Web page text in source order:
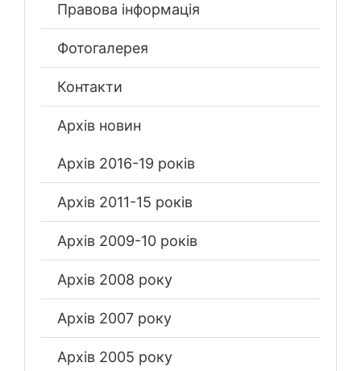
Правова інформація
Фотогалерея
Контакти
Архів новин
Архів 2016-19 років
Архів 2011-15 років
Архів 2009-10 років
Архів 2008 року
Архів 2007 року
Архів 2005 року